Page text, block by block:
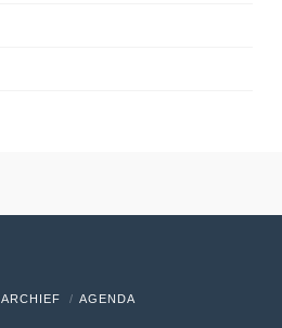
ARCHIEF AGENDA